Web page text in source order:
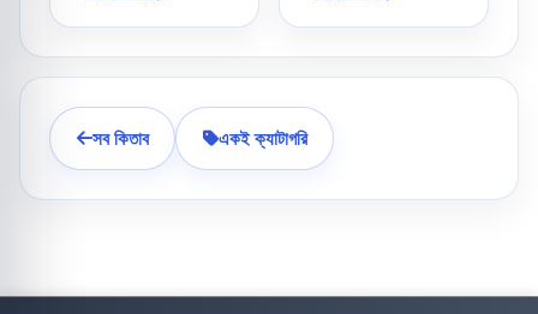
সব কিতাব একই ক্যাটাগরি